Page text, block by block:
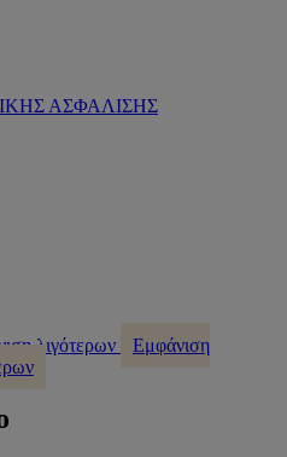
ΑΣΦΑΛΙΣΗΣ
λιγότερων
Εμφάνιση